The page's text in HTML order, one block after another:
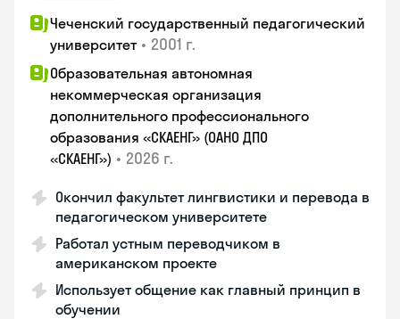
Чеченский государственный педагогический
университет • 2001 г.
Образовательная автономная
некоммерческая организация
дополнительного профессионального
образования «СКАЕНГ» (ОАНО ДПО
«СКАЕНГ») • 2026 г.
Окончил факультет лингвистики и перевода в
педагогическом университете
Работал устным переводчиком в
американском проекте
Использует общение как главный принцип в
обучении